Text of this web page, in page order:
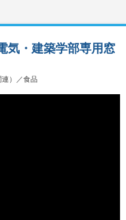
）／食品
気・建築学部専用窓